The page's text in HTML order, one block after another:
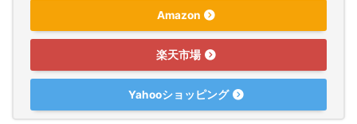
Amazon
楽天市場
Yahooショッピング